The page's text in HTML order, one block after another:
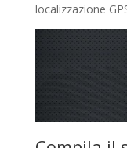
localizzazione